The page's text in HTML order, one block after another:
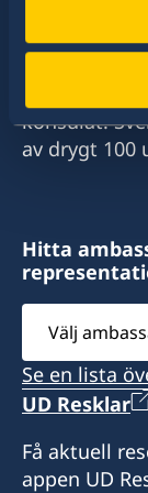
E-post:
Wilhelmina
Sverige har
av dessa
konsulat.
av drygt 100
Hitta
Välj
ambassad
Se en lista
UD Resklar
Få aktuell
appen UD